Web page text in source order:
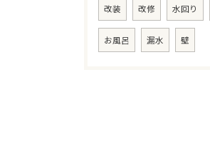
改装 改修 水回り
お風呂 漏水 壁